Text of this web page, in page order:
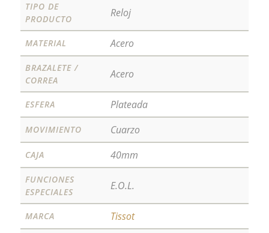
TIPO DE
PRODUCTO
Reloj
MATERIAL Acero
BRAZALETE /
CORREA
Acero
ESFERA Plateada
MOVIMIENTO Cuarzo
CAJA 40mm
FUNCIONES
ESPECIALES
E.O.L.
MARCA Tissot